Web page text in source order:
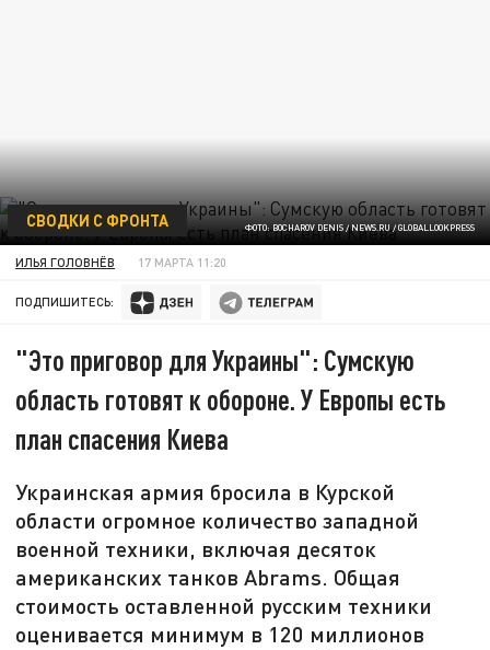
ФОТО: BOCHAROV DENIS / NEWS.RU / GLOBALLOOKPRESS
СВОДКИ С ФРОНТА
ИЛЬЯ ГОЛОВНЁВ 17 МАРТА 11:20
ПОДПИШИТЕСЬ:
"Это приговор для Украины": Сумскую
область готовят к обороне. У Европы есть
план спасения Киева
Украинская армия бросила в Курской
области огромное количество западной
военной техники, включая десяток
американских танков Abrams. Общая
стоимость оставленной русским техники
оценивается минимум в 120 миллионов